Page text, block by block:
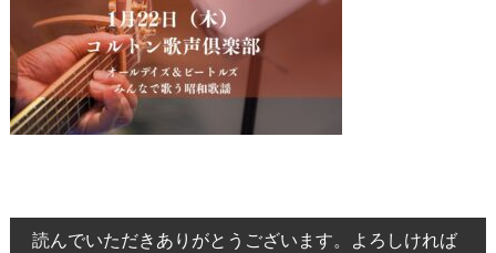
読んでいただきありがとうございます。よろしければ